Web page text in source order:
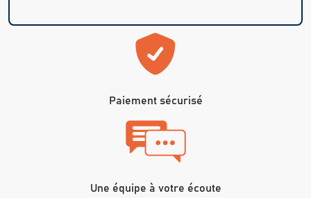
Paiement sécurisé
Une équipe à votre écoute